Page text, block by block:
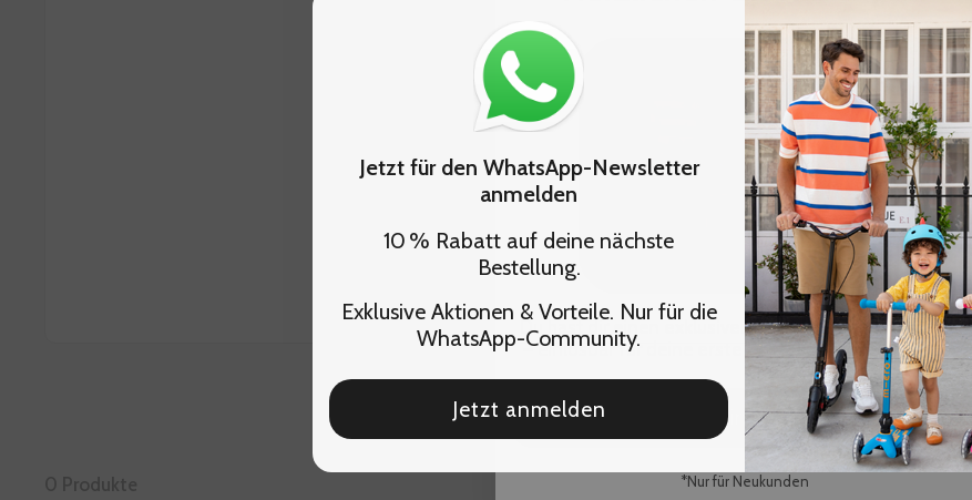
Du hast dir einen exklusiven Micro Gutscheingesichert
– einlösbar für deine
erste Bestellungim Onlineshop.
Gutschein abholen*
*Nur für Neukunden
Jetzt für den WhatsApp-Newsletter
anmelden
10 % Rabatt auf deine nächste
Bestellung.
Exklusive Aktionen & Vorteile. Nur für die
WhatsApp-Community.
Jetzt anmelden